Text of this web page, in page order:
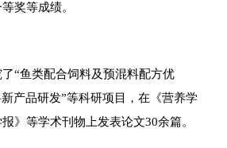
奖等成绩。
“鱼类配合饲料及预混料配方优
产品研发”等科研项目，在《营养学
》等学术刊物上发表论文30余篇。